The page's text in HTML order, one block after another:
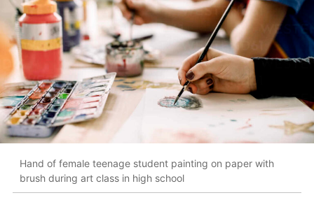
Hand of female teenage student painting on paper with
brush during art class in high school